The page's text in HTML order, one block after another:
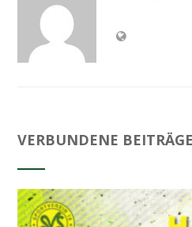
VERBUNDENE BEITRÄGE